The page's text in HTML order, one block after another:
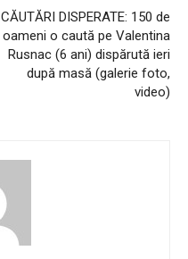
CĂUTĂRI DISPERATE: 150 de
oameni o caută pe Valentina
Rusnac (6 ani) dispărută ieri
după masă (galerie foto,
video)